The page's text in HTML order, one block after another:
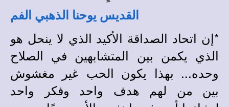
القديس يوحنا الذهبي الفم
*إن اتحاد الصداقة الأكيد الذي لا ينحل هو
الذي يكمن بين المتشابهين في الصلاح
وحده... بهذا يكون الحب غير مغشوش
بين من لهم هدف واحد وفكر واحد